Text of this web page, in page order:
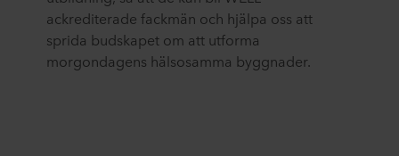
ackrediterade fackmän och hjälpa oss att
sprida budskapet om att utforma
morgondagens hälsosamma byggnader.